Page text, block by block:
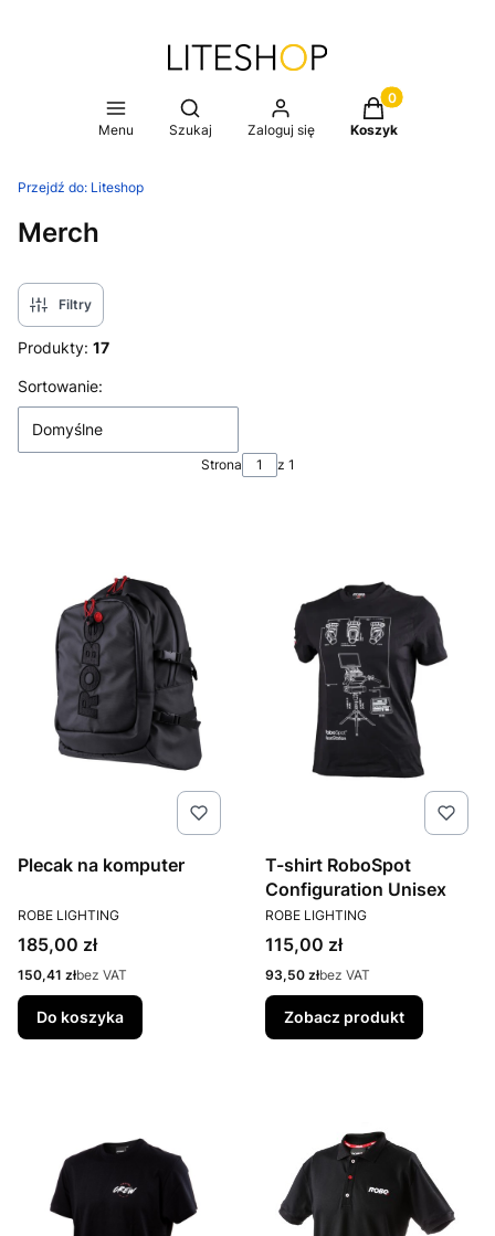
Menu
Otwórz wyszukiwarkę
Szukaj Zaloguj się
Produkty w
Koszyk
Przejdź do: Liteshop
Merch
Filtry
Produkty: 17
Lista produktów
Sortowanie:
Domyślne
Strona z 1
Plecak na komputer
PRODUCENT
ROBE LIGHTING
Cena
185,00 zł
Cena
150,41 złbez VAT
Do koszyka
T-shirt RoboSpot
Configuration Unisex
PRODUCENT
ROBE LIGHTING
Cena
115,00 zł
Cena
93,50 złbez VAT
Zobacz produkt